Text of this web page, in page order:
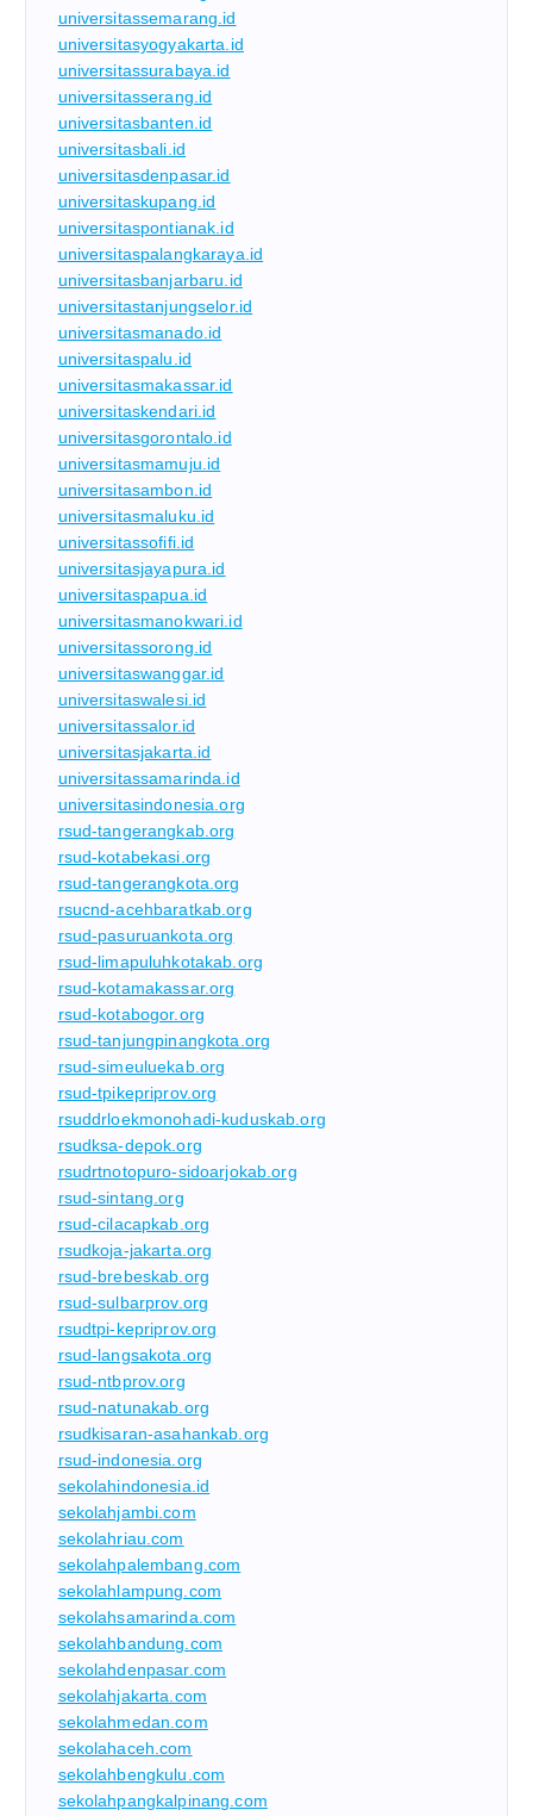
universitassemarang.id
universitasyogyakarta.id
universitassurabaya.id
universitasserang.id
universitasbanten.id
universitasbali.id
universitasdenpasar.id
universitaskupang.id
universitaspontianak.id
universitaspalangkaraya.id
universitasbanjarbaru.id
universitastanjungselor.id
universitasmanado.id
universitaspalu.id
universitasmakassar.id
universitaskendari.id
universitasgorontalo.id
universitasmamuju.id
universitasambon.id
universitasmaluku.id
universitassofifi.id
universitasjayapura.id
universitaspapua.id
universitasmanokwari.id
universitassorong.id
universitaswanggar.id
universitaswalesi.id
universitassalor.id
universitasjakarta.id
universitassamarinda.id
universitasindonesia.org
rsud-tangerangkab.org
rsud-kotabekasi.org
rsud-tangerangkota.org
rsucnd-acehbaratkab.org
rsud-pasuruankota.org
rsud-limapuluhkotakab.org
rsud-kotamakassar.org
rsud-kotabogor.org
rsud-tanjungpinangkota.org
rsud-simeuluekab.org
rsud-tpikepriprov.org
rsuddrloekmonohadi-kuduskab.org
rsudksa-depok.org
rsudrtnotopuro-sidoarjokab.org
rsud-sintang.org
rsud-cilacapkab.org
rsudkoja-jakarta.org
rsud-brebeskab.org
rsud-sulbarprov.org
rsudtpi-kepriprov.org
rsud-langsakota.org
rsud-ntbprov.org
rsud-natunakab.org
rsudkisaran-asahankab.org
rsud-indonesia.org
sekolahindonesia.id
sekolahjambi.com
sekolahriau.com
sekolahpalembang.com
sekolahlampung.com
sekolahsamarinda.com
sekolahbandung.com
sekolahdenpasar.com
sekolahjakarta.com
sekolahmedan.com
sekolahaceh.com
sekolahbengkulu.com
sekolahpangkalpinang.com